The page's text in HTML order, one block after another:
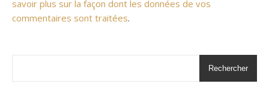
savoir plus sur la façon dont les données de vos
commentaires sont traitées.
Rechercher